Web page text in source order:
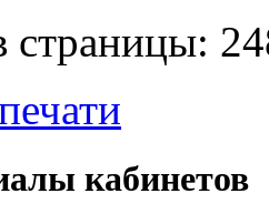
страницы:
кабинетов